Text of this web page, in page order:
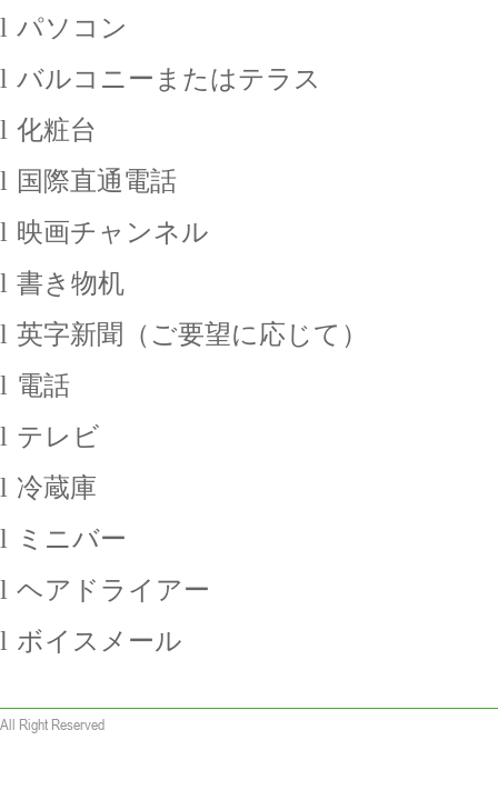
l パソコン
l バルコニーまたはテラス
l 化粧台
l 国際直通電話
l 映画チャンネル
l 書き物机
l 英字新聞（ご要望に応じて）
l 電話
l テレビ
l 冷蔵庫
l ミニバー
l ヘアドライアー
l ボイスメール
All Right Reserved